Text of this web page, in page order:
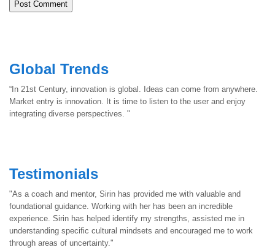
Global Trends
“In 21st Century, innovation is global. Ideas can come from anywhere.
Market entry is innovation. It is time to listen to the user and enjoy
integrating diverse perspectives. "
Testimonials
"As a coach and mentor, Sirin has provided me with valuable and
foundational guidance. Working with her has been an incredible
experience. Sirin has helped identify my strengths, assisted me in
understanding specific cultural mindsets and encouraged me to work
through areas of uncertainty."